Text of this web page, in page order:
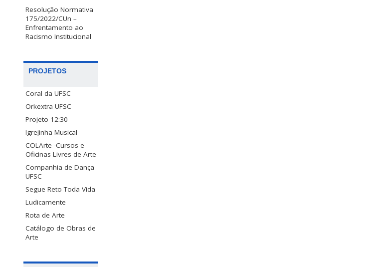
Resolução Normativa
175/2022/CUn –
Enfrentamento ao
Racismo Institucional
PROJETOS
Coral da UFSC
Orkextra UFSC
Projeto 12:30
Igrejinha Musical
COLArte -Cursos e
Oficinas Livres de Arte
Companhia de Dança
UFSC
Segue Reto Toda Vida
Ludicamente
Rota de Arte
Catálogo de Obras de
Arte